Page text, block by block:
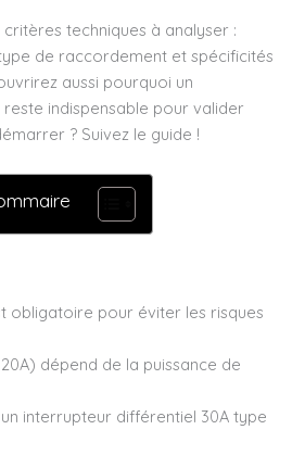
techniques à analyser :
de raccordement et spécificités
aussi pourquoi un
indispensable pour valider
? Suivez le guide !
obligatoire pour éviter les risques
dépend de la puissance de
interrupteur différentiel 30A type